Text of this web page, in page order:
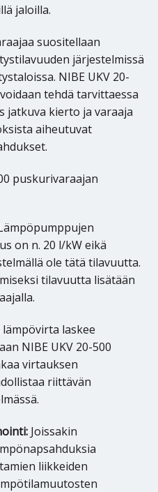
jaloilla.
suositellaan
järjestelmissä
NIBE UKV 20-
tehdä tarvittaessa
jatkuva kierto ja varaaja
aiheutuvat
puskurivaraajan
on n. 20 l/kW eikä
ole tätä tilavuutta.
tilavuutta lisätään
lämpövirta laskee
NIBE UKV 20-500
virtauksen
riittävän
Joissakin
liikkeiden